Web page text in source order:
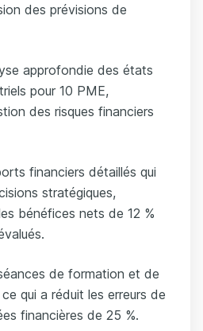
des prévisions de
approfondie des états
pour 10 PME,
des risques financiers
financiers détaillés qui
stratégiques,
bénéfices nets de 12 %
de formation et de
qui a réduit les erreurs de
financières de 25 %.